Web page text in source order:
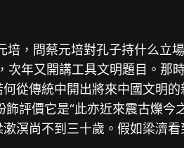
培，問蔡元培對孔子持什么
次年又開講工具文明題目。
從傳統中開出將來中國文明
評價它是“此亦近來震古爍
溟尚不到三十歲。假如梁濟